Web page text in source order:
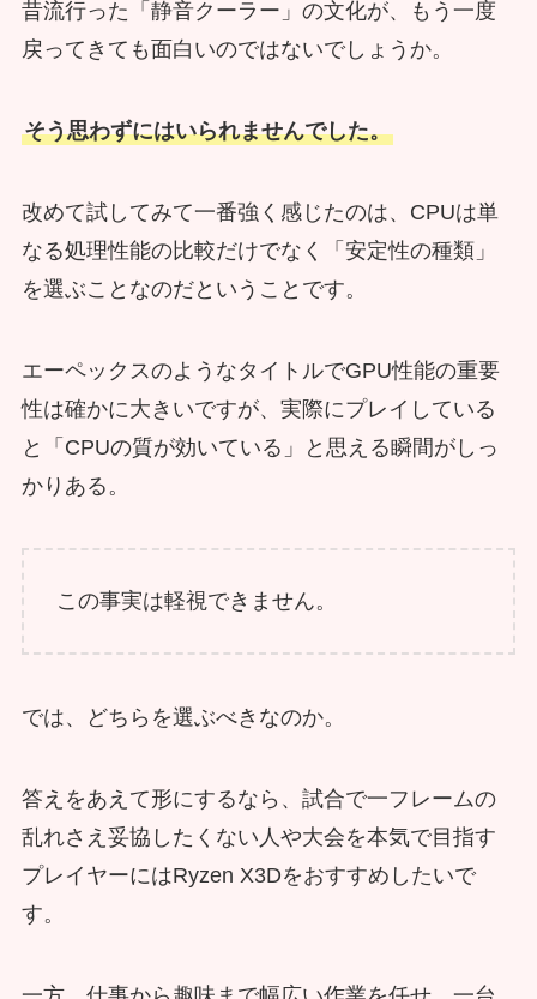
昔流行った「静音クーラー」の文化が、もう一度
戻ってきても面白いのではないでしょうか。
そう思わずにはいられませんでした。
改めて試してみて一番強く感じたのは、CPUは単
なる処理性能の比較だけでなく「安定性の種類」
を選ぶことなのだということです。
エーペックスのようなタイトルでGPU性能の重要
性は確かに大きいですが、実際にプレイしている
と「CPUの質が効いている」と思える瞬間がしっ
かりある。
この事実は軽視できません。
では、どちらを選ぶべきなのか。
答えをあえて形にするなら、試合で一フレームの
乱れさえ妥協したくない人や大会を本気で目指す
プレイヤーにはRyzen X3Dをおすすめしたいで
す。